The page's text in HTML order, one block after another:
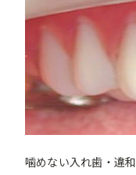
噛めない入れ歯・違